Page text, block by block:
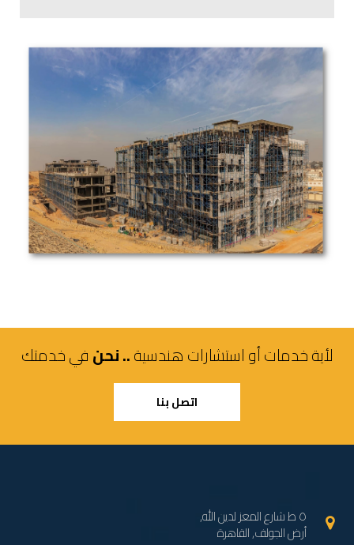
لأية خدمات أو استشارات هندسية.. نحنفي خدمتك
اتصل بنا
٥ ط شارع المعز لدين الله,
أرض الجولف, القاهرة